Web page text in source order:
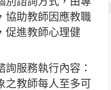
協助教師因應教職
促進教師心理健
服務執行內容：
之教師每人至多可